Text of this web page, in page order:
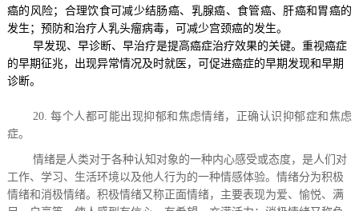
癌的风险；合理饮食可减少结肠癌、乳腺癌、食管癌、肝癌和胃癌的
发生；预防和治疗人乳头瘤病毒，可减少宫颈癌的发生。
早发现、早诊断、早治疗是提高癌症治疗效果的关键。重视癌症
的早期征兆，出现异常情况及时就医，可促进癌症的早期发现和早期
诊断。
20. 每个人都可能出现抑郁和焦虑情绪，正确认识抑郁症和焦虑
症。
情绪是人类对于各种认知对象的一种内心感受或态度，是人们对
工作、学习、生活环境以及他人行为的一种情感体验。情绪分为积极
情绪和消极情绪。积极情绪又称正面情绪，主要表现为爱、愉悦、满